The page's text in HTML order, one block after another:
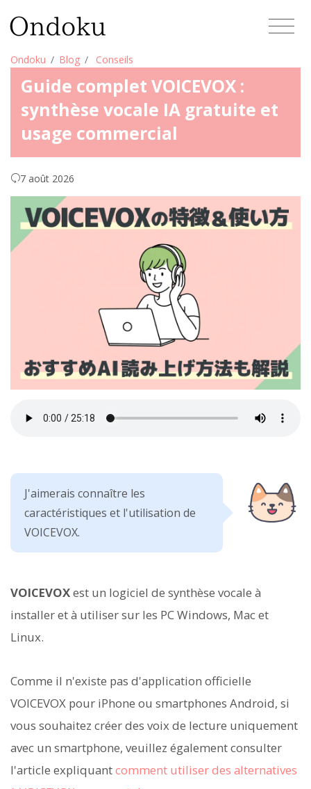
Ondoku Blog Conseils
Guide complet VOICEVOX :
synthèse vocale IA gratuite et
usage commercial
7 août 2026
J'aimerais connaître les
caractéristiques et l'utilisation de
VOICEVOX.
VOICEVOXest un logiciel de synthèse vocale à
installer et à utiliser sur les PC Windows, Mac et
Linux.
Comme il n'existe pas d'application officielle
VOICEVOX pour iPhone ou smartphones Android, si
vous souhaitez créer des voix de lecture uniquement
avec un smartphone, veuillez également consulter
l'article expliquantcomment utiliser des alternatives